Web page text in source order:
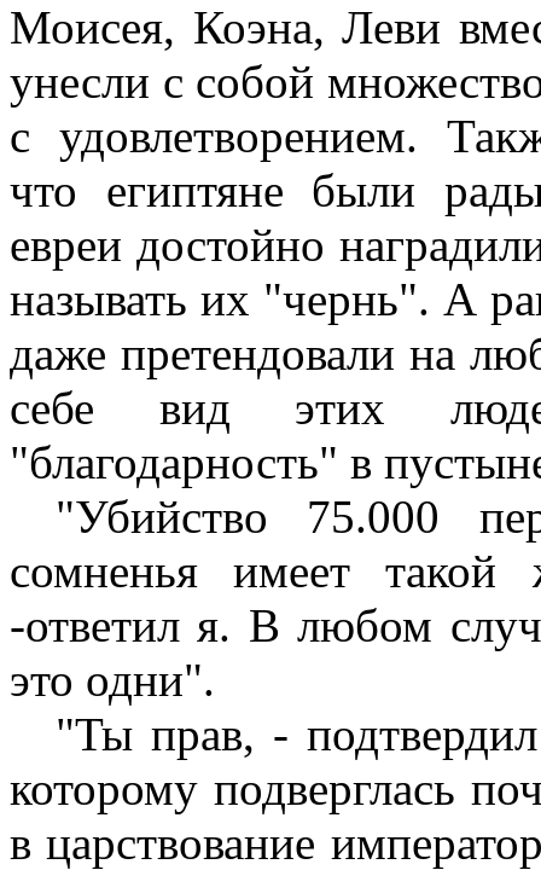
Моисея, Коэна, Леви
унесли с собой
с удовлетворением.
что египтяне были
евреи достойно
называть их "чернь". А
даже претендовали на
себе вид этих
"благодарность" в
"Убийство 75.000
сомненья имеет такой
-ответил я. В любом
это одни".
"Ты прав, -
которому подверглась
в царствование